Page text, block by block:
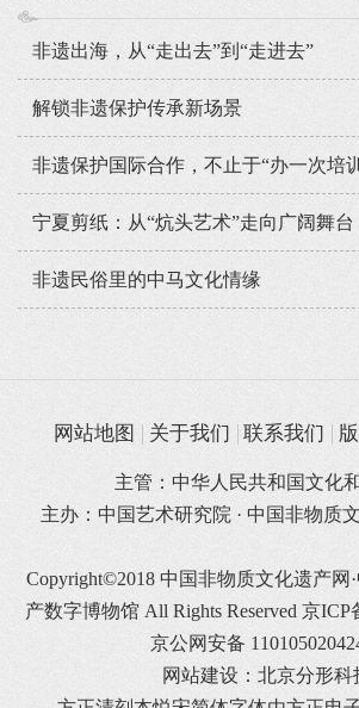
非遗出海，从“走出去”到“走进去”
解锁非遗保护传承新场景
非遗保护国际合作，不止于“办一次培
宁夏剪纸：从“炕头艺术”走向广阔舞台
非遗民俗里的中马文化情缘
网站地图 关于我们 联系我们
主管：中华人民共和国文化
主办：中国艺术研究院 · 中国非物质
Copyright©2018 中国非物质文化遗产网
产数字博物馆 All Rights Reserved 京ICP
京公网安备
网站建设：北京分形科